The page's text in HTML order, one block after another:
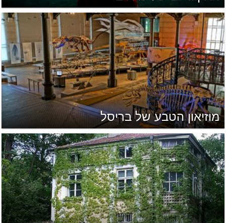
מוזיאון הטבע של בריסל